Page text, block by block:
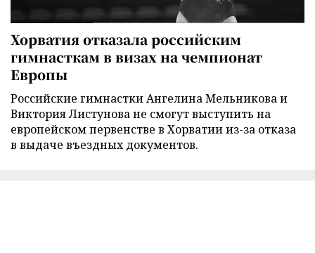
Хорватия отказала российским
гимнасткам в визах на чемпионат
Европы
Российские гимнастки Ангелина Мельникова и
Виктория Листунова не смогут выступить на
европейском первенстве в Хорватии из-за отказа
в выдаче въездных документов.